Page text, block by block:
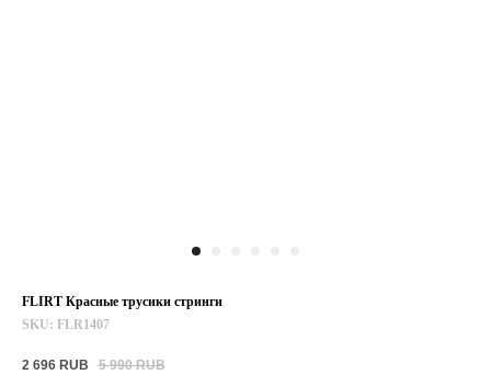
FLIRT Красные трусики стринги
SKU: FLR1407
2 696 RUB 5 990 RUB